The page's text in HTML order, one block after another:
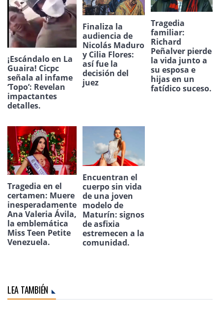
¡Escándalo en La
Guaira! Cicpc
señala al infame
‘Topo’: Revelan
impactantes
detalles.
Finaliza la
audiencia de
Nicolás Maduro
y Cilia Flores:
así fue la
decisión del
juez
Tragedia
familiar:
Richard
Peñalver pierde
la vida junto a
su esposa e
hijas en un
fatídico suceso.
Tragedia en el
certamen: Muere
inesperadamente
Ana Valeria Ávila,
la emblemática
Miss Teen Petite
Venezuela.
Encuentran el
cuerpo sin vida
de una joven
modelo de
Maturín: signos
de asfixia
estremecen a la
comunidad.
LEA TAMBIÉN